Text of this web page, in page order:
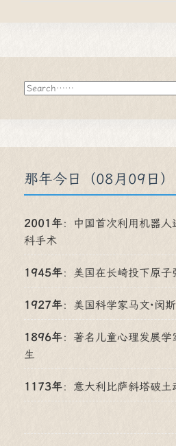
搜
索
那年今日（08月09日）
2001年：
中国首次利用机器人
科手术
1945年： 美国在长崎投下原子
1927年： 美国科学家马文·闵
1896年： 著名儿童心理发展学
生
1173年： 意大利比萨斜塔破土